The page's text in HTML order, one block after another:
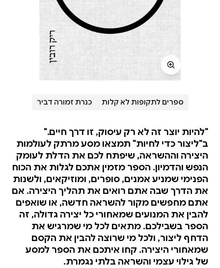
ספרים לתקופות לא קלות כנרת זמורה דביר
"להיות יוצר זה לא רק עיסוק, זו דרך חיים."
ב"ליצור כדי לחיות" תמצאו מסע מרתק לעולמות
היצירה וההשראה, שיפתח לכם את הדלת לעומק
הנפש והדמיון. הספר מזמין אתכם לגלות את הכוח
הפנימי שמניע אמנים, סופרים, ומוזיקאים, ולשנות
את הדרך שבה אתם רואים את תהליך היצירה. אם
אתם מחפשים מקור להשראה חדשה, או שואפים
להבין את המנועים שמאחורי כל יצירה גדולה, זה
הספר בשבילכם. מתאים לכל מי שמרגיש את
הדחף ליצור, ולכל מי שרוצה להבין את הקסם
שמאחורי היצירה. קחו איתכם את הספר למסע
של גילוי עצמי והשראה בלתי נגמרת.